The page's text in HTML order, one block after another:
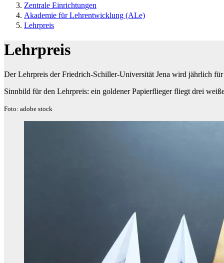
Zentrale Einrichtungen
Akademie für Lehrentwicklung (ALe)
Lehrpreis
Lehrpreis
Der Lehrpreis der Friedrich-Schiller-Universität Jena wird jährlich
Sinnbild für den Lehrpreis: ein goldener Papierflieger fliegt drei
Foto: adobe stock